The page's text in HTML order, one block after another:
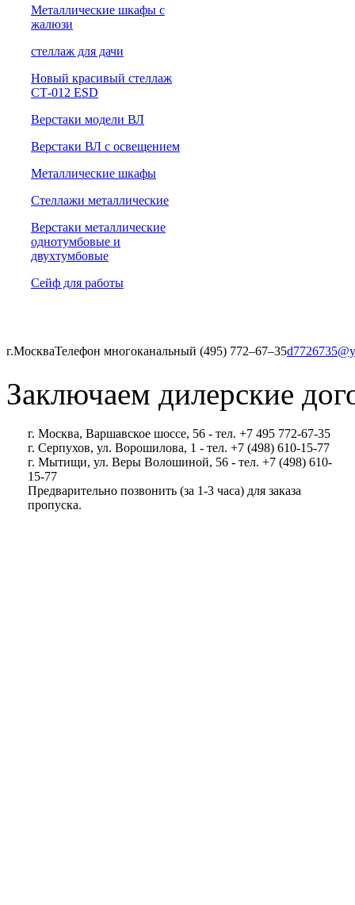
Металлические шкафы с
жалюзи
cтеллаж для дачи
Новый красивый стеллаж
СТ-012 ESD
Верстаки модели ВЛ
Верстаки ВЛ с освещением
Металлические шкафы
Стеллажи металлические
Верстаки металлические
однотумбовые и
двухтумбовые
Сейф для работы
г.МоскваТелефон многоканальный (495) 772‒67‒35
Заключаем дилерские
г. Москва, Варшавское шоссе, 56 - тел. +7 495 772-67-35
г. Серпухов, ул. Ворошилова, 1 - тел. +7 (498) 610-15-77
г. Мытищи, ул. Веры Волошиной, 56 - тел. +7 (498) 610-
15-77
Предварительно позвонить (за 1-3 часа) для заказа
пропуска.